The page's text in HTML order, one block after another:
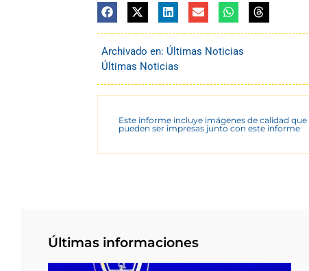
Archivado en: Últimas Noticias
Últimas Noticias
Este informe incluye imágenes de calidad
pueden ser impresas junto con este informe
Últimas informaciones